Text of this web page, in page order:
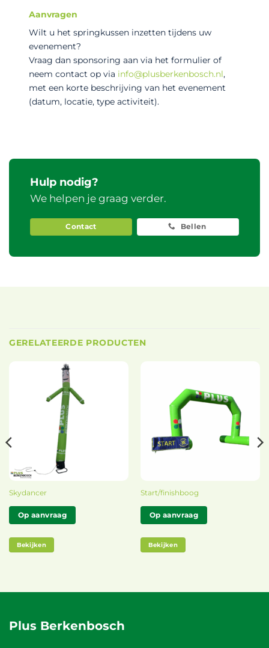
Aanvragen
Wilt u het springkussen inzetten tijdens uw
evenement?
Vraag dan sponsoring aan via het formulier of
neem contact op via info@plusberkenbosch.nl,
met een korte beschrijving van het evenement
(datum, locatie, type activiteit).
Hulp nodig?
We helpen je graag verder.
Contact Bellen
GERELATEERDE PRODUCTEN
Skydancer
Op aanvraag
Bekijken
Start/finishboog
Op aanvraag
Bekijken
Plus Berkenbosch